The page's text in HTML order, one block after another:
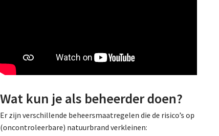
Wat kun je als beheerder doen?
Er zijn verschillende beheersmaatregelen die de risico’s op
(oncontroleerbare) natuurbrand verkleinen: